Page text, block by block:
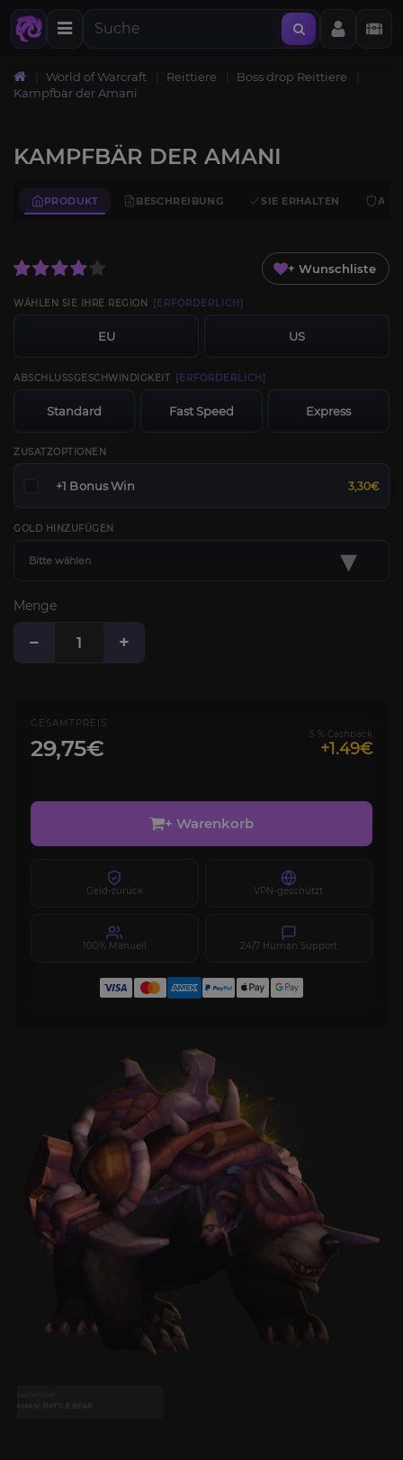
World of Warcraft Reittiere
Boss drop Reittiere
Kampfbär der Amani
KAMPFBÄR DER AMANI
PRODUKT BESCHREIBUNG SIE ERHALTEN
+ Wunschliste
WÄHLEN SIE IHRE REGION [ERFORDERLICH]
EU US
ABSCHLUSSGESCHWINDIGKEIT [ERFORDERLICH]
Standard Fast Speed Express
ZUSATZOPTIONEN
+1 Bonus Win 3,30€
GOLD HINZUFÜGEN
Bitte wählen ▾
Menge
− +
GESAMTPREIS
29,75€
5 % Cashback
+1.49€
+ Warenkorb
Geld-zurück VPN-geschützt
100% Manuell 24/7 Human Support